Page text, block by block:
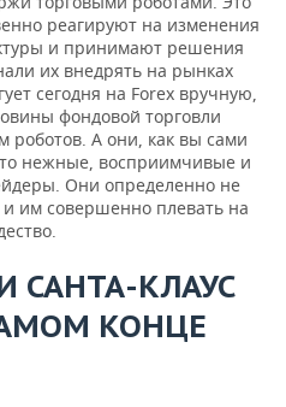
реагируют на изменения
и принимают решения
их внедрять на рынках
сегодня на Forex вручную,
фондовой торговли
роботов. А они, как вы сами
нежные, восприимчивые и
Они определенно не
и им совершенно плевать на
САНТА-КЛАУС
КОНЦЕ